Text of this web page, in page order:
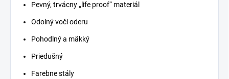
Pevný, trvácny „life proof“ materiál
Odolný voči oderu
Pohodlný a mäkký
Priedušný
Farebne stály